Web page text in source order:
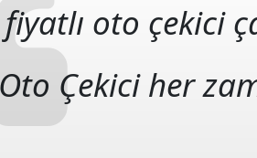
oto çekici
Çekici her